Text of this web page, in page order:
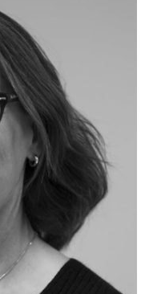
Norfunds
Før hun
roller i
Sagevest
The Timberland
i Ghana
CBI
Funds,
Hun er
ved Harvard
fra Harvard
i økonomi